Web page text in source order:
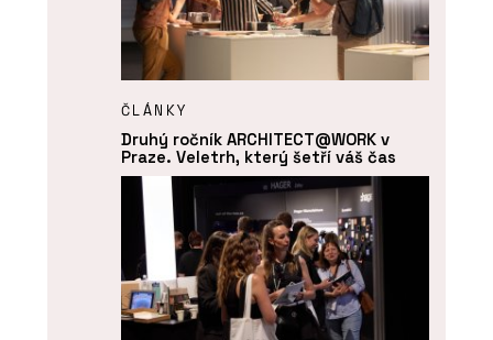
ČLÁNKY
Druhý ročník ARCHITECT@WORK v
Praze. Veletrh, který šetří váš čas